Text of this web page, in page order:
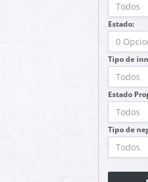
Todos
Estado:
0
Tipo de
Todos
Estado
Todos
Tipo de
Todos